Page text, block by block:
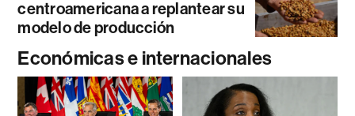
centroamericana a replantear su
modelo de producción
Económicas e internacionales